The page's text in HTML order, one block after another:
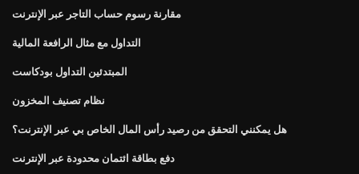
مقارنة رسوم حساب التاجر عبر الإنترنت
التداول مع مثال الرافعة المالية
المبتدئين التداول بودكاست
نظام تصنيف المخزون
هل يمكنني التحقق من رصيد رأس المال الخاص بي عبر الإنترنت؟
دفع بطاقة ائتمان محدودة عبر الإنترنت